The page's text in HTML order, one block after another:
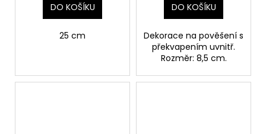
DO KOŠÍKU
25 cm
DO KOŠÍKU
Dekorace na pověšení s
překvapením uvnitř.
Rozměr: 8,5 cm.